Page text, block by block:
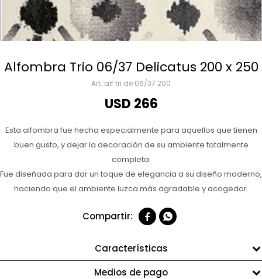
Alfombra Trio 06/37 Delicatus 200 x 250
alf tri de 06/37 200
USD 266
Esta alfombra fue hecha especialmente para aquellos que tienen
buen gusto, y dejar la decoración de su ambiente totalmente
completa.
Fue diseñada para dar un toque de elegancia a su diseño moderno,
haciendo que el ambiente luzca más agradable y acogedor.
 
Características
Medios de pago